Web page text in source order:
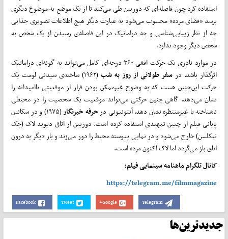
استفاده کرد چون فاصله‌ای که دوربین طی می‌کند تا از یک موضع به موضوع دیگری
برسد «فضای مرده» محسوب می‌شود به عبارت دیگر هیچ اطلاعات تصویری جذابی
چه از نظر زیبایی‌شناسی و چه دراماتیک در این فاصله‌ی رسیدن از یک شخص به
شخص دیگر وجود ندارد.
در موارد نادری یک حرکت افقی ۳۶۰ درجه‌ای کامل می‌تواند به گونه‌ای دراماتیک
اثرگذار باشد. در سفر طولانی از روز به شب
(۱۹۶۲) ساخته‌ی سیدنی لومت یک
حرکت این‌چنین هست که به وضوح غیرممکن بودن فرار از موقعیتی ناامیدانه را
نشان می‌دهد. گاهی چنین حرکتی می‌تواند موقعیت یک شخصیت را در محیطی
ناشناخته یا غیرمنتظره نشان دهد. آنتونیونی در حرفه خبرنگار
(۱۹۷۵) و در سکانس
پایانی فیلم از چنین تمهیدی استفاده کرده است. دوربین از اتاق دیوید لاک (جک
نیکلسن) خارج می‌شود و در نمایی پیوسته محیط را دور می‌زند و بار دیگر به درون
اتاق باز می‌گردد اما لاک اکنون مرده است.
کانال تلگرام ماهنامه سینمایی فیلم:
https://telegram.me/filmmagazine
Facebook Tweet Google+ Telegram
جدیدترین‌ها